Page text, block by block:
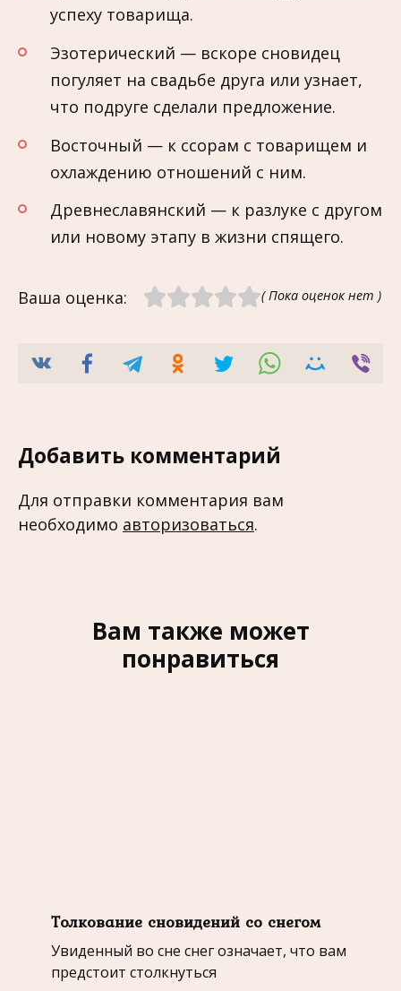
успеху товарища.
Эзотерический — вскоре сновидец
погуляет на свадьбе друга или узнает,
что подруге сделали предложение.
Восточный — к ссорам с товарищем и
охлаждению отношений с ним.
Древнеславянский — к разлуке с другом
или новому этапу в жизни спящего.
Ваша оценка: ( Пока оценок нет )
Добавить комментарий
Для отправки комментария вам
необходимо авторизоваться.
Вам также может
понравиться
Толкование сновидений со снегом
Увиденный во сне снег означает, что вам
предстоит столкнуться